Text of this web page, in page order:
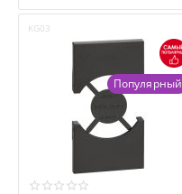
KG03
Популярный